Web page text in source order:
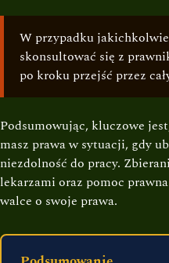
W przypadku
skonsultować się z
po kroku przejść przez
Podsumowując, kluczowe
masz prawa w sytuacji, gdy
niezdolność do pracy.
lekarzami oraz pomoc
walce o swoje prawa.